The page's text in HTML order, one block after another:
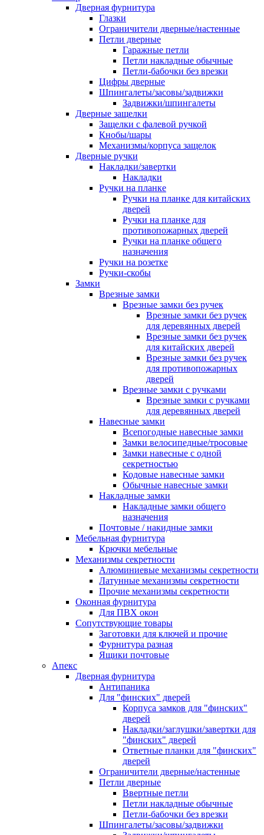
Дверная фурнитура
Глазки
Ограничители дверные/настенные
Петли дверные
Гаражные петли
Петли накладные обычные
Петли-бабочки без врезки
Цифры дверные
Шпингалеты/засовы/задвижки
Задвижки/шпингалеты
Дверные защелки
Защелки с фалевой ручкой
Кнобы/шары
Механизмы/корпуса защелок
Дверные ручки
Накладки/завертки
Накладки
Ручки на планке
Ручки на планке для китайских
дверей
Ручки на планке для
противопожарных дверей
Ручки на планке общего
назначения
Ручки на розетке
Ручки-скобы
Замки
Врезные замки
Врезные замки без ручек
Врезные замки без ручек
для деревянных дверей
Врезные замки без ручек
для китайских дверей
Врезные замки без ручек
для противопожарных
дверей
Врезные замки с ручками
Врезные замки с ручками
для деревянных дверей
Навесные замки
Всепогодные навесные замки
Замки велосипедные/тросовые
Замки навесные с одной
секретностью
Кодовые навесные замки
Обычные навесные замки
Накладные замки
Накладные замки общего
назначения
Почтовые / накидные замки
Мебельная фурнитура
Крючки мебельные
Механизмы секретности
Алюминиевые механизмы секретности
Латунные механизмы секретности
Прочие механизмы секретности
Оконная фурнитура
Для ПВХ окон
Сопутствующие товары
Заготовки для ключей и прочие
Фурнитура разная
Ящики почтовые
Апекс
Дверная фурнитура
Антипаника
Для "финских" дверей
Корпуса замков для "финских"
дверей
Накладки/заглушки/завертки для
"финских" дверей
Ответные планки для "финских"
дверей
Ограничители дверные/настенные
Петли дверные
Ввертные петли
Петли накладные обычные
Петли-бабочки без врезки
Шпингалеты/засовы/задвижки